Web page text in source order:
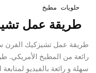
حلويات مطبخ
طريقة عمل
طريقة عمل تشيزكيك الفرن
رائعة من المطبخ الأمريكي.
سهلة و رائعة بالفيديو